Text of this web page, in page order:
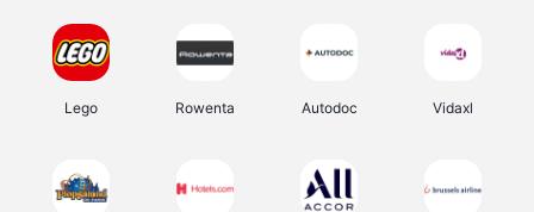
Lego Rowenta Autodoc Vidaxl